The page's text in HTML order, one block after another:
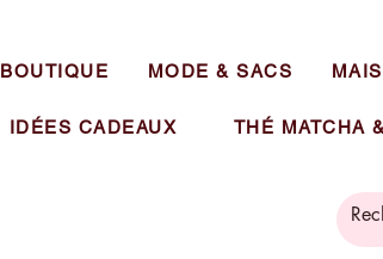
MODE & SACS
BOUTIQUE
THÉ MATCHA
IDÉES CADEAUX